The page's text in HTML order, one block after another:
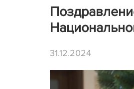
31.12.2024